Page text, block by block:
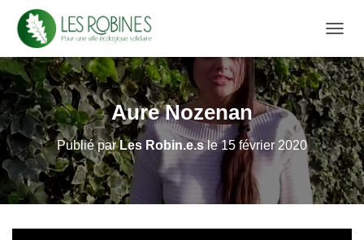
É
P
L
I
E
R
L
A
N
A
I
Aure Nozenan
Publié parLes Robin.e.sle15 février 2020